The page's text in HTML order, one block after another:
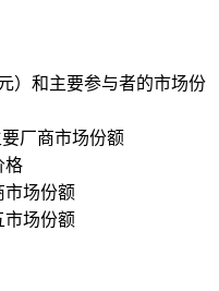
）和主要参与者的市场份
厂商市场份额
格
市场份额
市场份额